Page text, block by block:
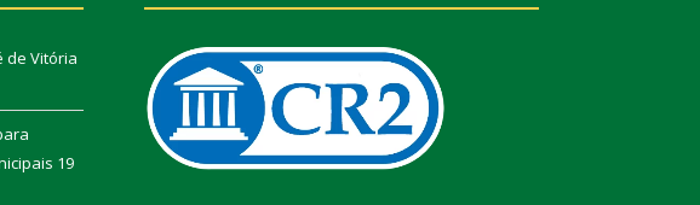
de Vitória
19